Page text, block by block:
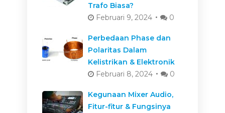
Trafo Biasa?
Februari 9, 2024
0
Perbedaan Phase dan
Polaritas Dalam
Kelistrikan & Elektronik
Februari 8, 2024
0
Kegunaan Mixer Audio,
Fitur-fitur & Fungsinya